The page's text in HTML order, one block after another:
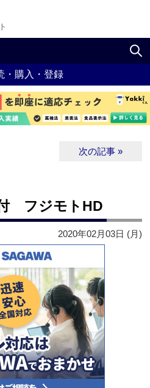
・購入・登録
次の記事 »
付 フジモトHD
2020年02月03日 (月)